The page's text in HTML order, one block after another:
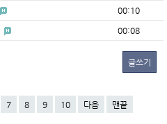
00:10
00:08
글쓰기
7 8 9 10 다음 맨끝